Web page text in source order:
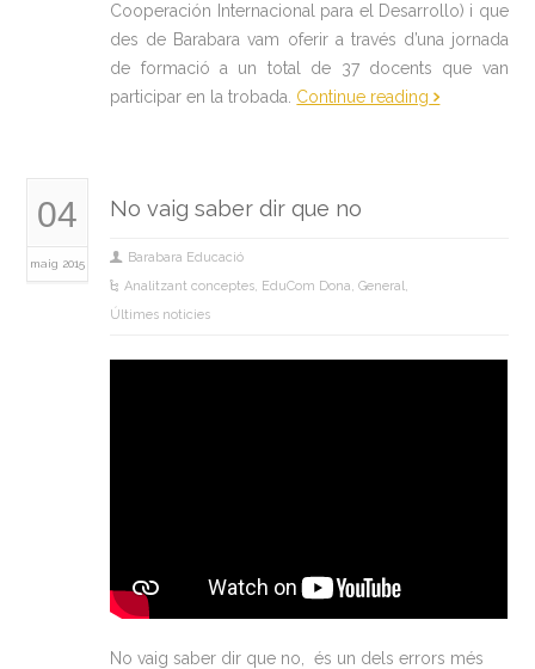
Cooperación Internacional para el Desarrollo) i que
des de Barabara vam oferir a través d’una jornada
de formació a un total de 37 docents que van
participar en la trobada. Continue reading
04
maig 2015
No vaig saber dir que no
Barabara Educació
Analitzant conceptes, EduCom Dona,General,
Últimes noticies
No vaig saber dir que no, és un dels errors més